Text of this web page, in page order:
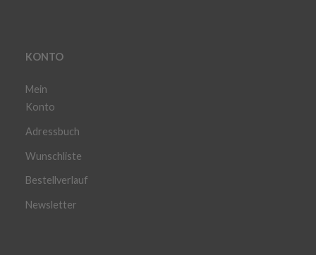
KONTO
Mein
Konto
Adressbuch
Wunschliste
Bestellverlauf
Newsletter